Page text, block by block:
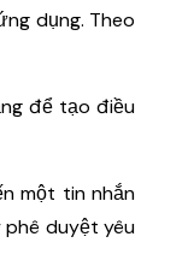
dụng. Theo
để tạo điều
một tin nhắn
phê duyệt yêu